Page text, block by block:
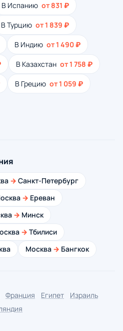
В Испанию от 831 ₽
В Турцию от 1 839 ₽
В Индию от 1 490 ₽
В Казахстан от 1 758 ₽
В Грецию от 1 059 ₽
→ Санкт-Петербург
→ Ереван
→ Минск
→ Тбилиси
Москва → Бангкок
Франция Египет
Израиль